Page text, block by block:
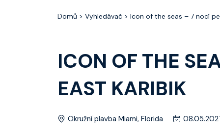
Domů > Vyhledávač > Icon of the seas – 7 nocí
ICON OF THE
EAST KARIBIK
Okružní plavba Miami, Florida